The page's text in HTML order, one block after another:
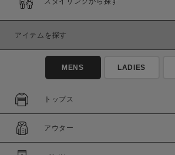
アイテムを探す
MENS LADIES
トップス
アウター